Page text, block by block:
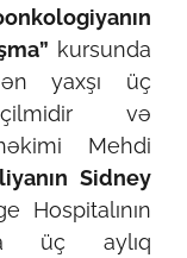
kursunda
yaxşı üç
və
həkimi Mehdi
Sidney
Hospitalının
üç aylıq